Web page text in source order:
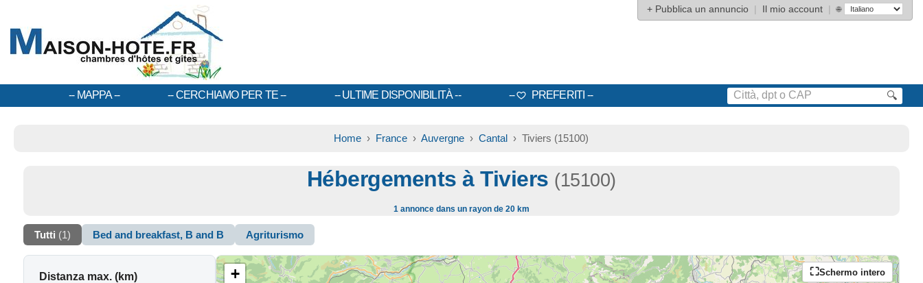
+ Pubblica un annuncio | Il mio account | 🌐
MAPPA CERCHIAMO PER TE ULTIME DISPONIBILITÀ PREFERITI 🔍
Home › France ›Auvergne ›Cantal › Tiviers (15100)
Hébergements à Tiviers (15100)
1 annonce dans un rayon de 20 km
Tutti (1) Bed and breakfast, B and B Agriturismo
Distanza max. (km) Schermo intero
+